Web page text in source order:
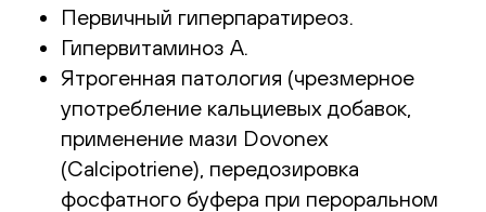
Первичный гиперпаратиреоз.
Гипервитаминоз А.
Ятрогенная патология (чрезмерное
употребление кальциевых добавок,
применение мази Dovonex
(Calcipotriene), передозировка
фосфатного буфера при пероральном